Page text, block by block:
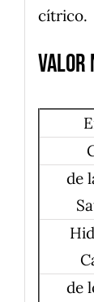
cítrico.
Valor
de
de